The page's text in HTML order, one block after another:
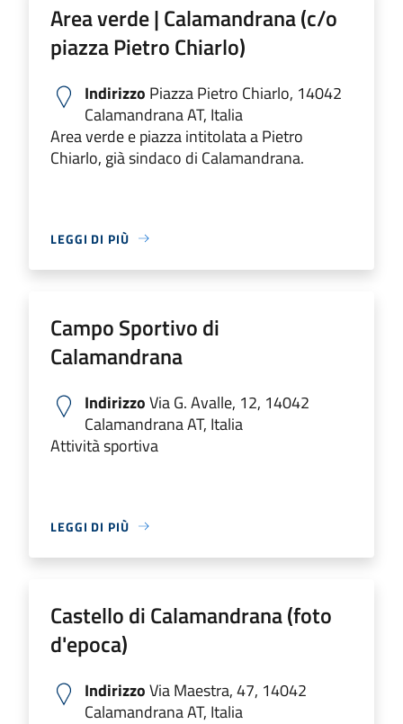
Area verde | Calamandrana (c/o
piazza Pietro Chiarlo)
Indirizzo Piazza Pietro Chiarlo, 14042
Calamandrana AT, Italia
Area verde e piazza intitolata a Pietro
Chiarlo, già sindaco di Calamandrana.
LEGGI DI PIÙ
Campo Sportivo di
Calamandrana
IndirizzoVia G. Avalle, 12, 14042
Calamandrana AT, Italia
Attività sportiva
LEGGI DI PIÙ
Castello di Calamandrana (foto
d'epoca)
IndirizzoVia Maestra, 47, 14042
Calamandrana AT, Italia